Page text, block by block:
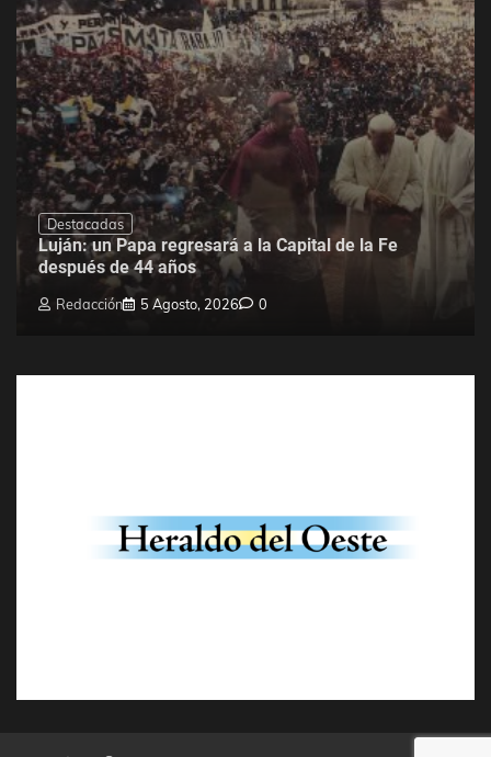
Destacadas
Luján: un Papa regresará a la Capital de la Fe
después de 44 años
Redacción 5 Agosto, 2026 0